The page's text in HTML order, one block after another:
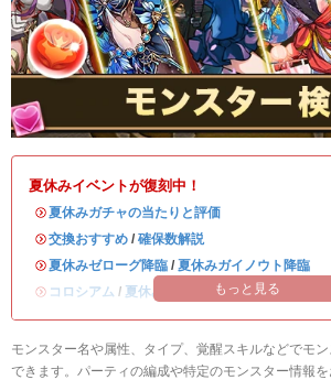
夏休みイベントが復刻中！
・夏休みガチャの当たりと評価
・交換おすすめ / 確保数解説
・夏休みゼローグ降臨 / 夏休みガイノウト降臨
・ コロシアム / 夏休みワンタッチもっと見る
モンスター名や属性、タイプ、覚醒スキルなどでモ
できます。パーティの編成や特定のモンスター情報